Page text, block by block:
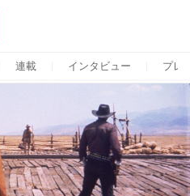
連載 インタビュー プレ